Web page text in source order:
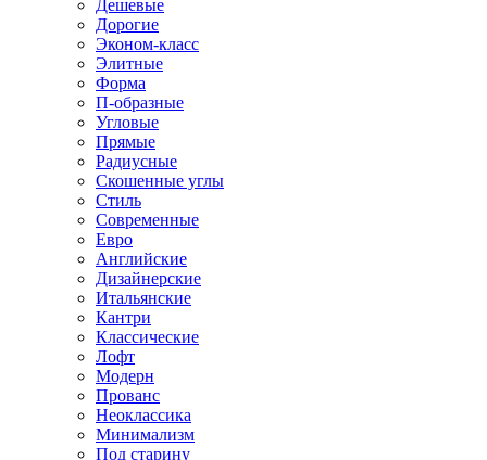
Дешевые
Дорогие
Эконом-класс
Элитные
Форма
П-образные
Угловые
Прямые
Радиусные
Скошенные углы
Стиль
Современные
Евро
Английские
Дизайнерские
Итальянские
Кантри
Классические
Лофт
Модерн
Прованс
Неоклассика
Минимализм
Под старину